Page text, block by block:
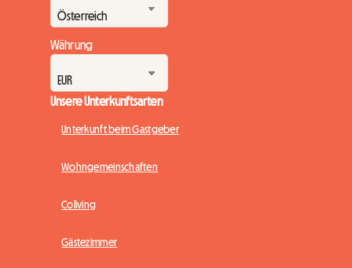
Währung
Unsere Unterkunftsarten
Unterkunft beim Gastgeber
Wohngemeinschaften
Coliving
Gästezimmer